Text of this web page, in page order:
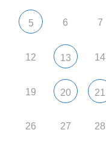
5 6 7
12 13 14
19 20 21
26 27 28